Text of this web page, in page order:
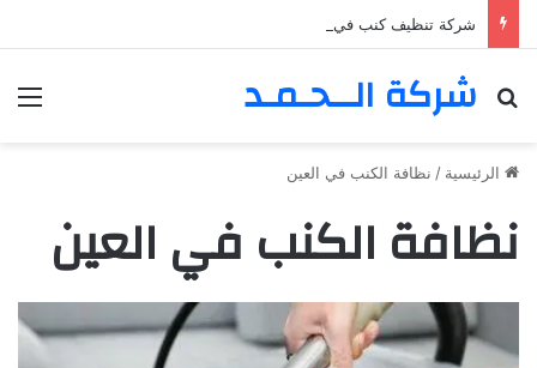
شركة تنظيف كنب في المزهر – دبي 0555980700 – خصم30%
شركة الــحـمـد
بحث عن
الرئيسية / نظافة الكنب في العين
نظافة الكنب في العين